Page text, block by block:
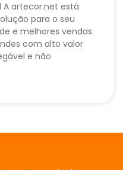
A artecor.net está
para o seu
e melhores vendas.
com alto valor
e não